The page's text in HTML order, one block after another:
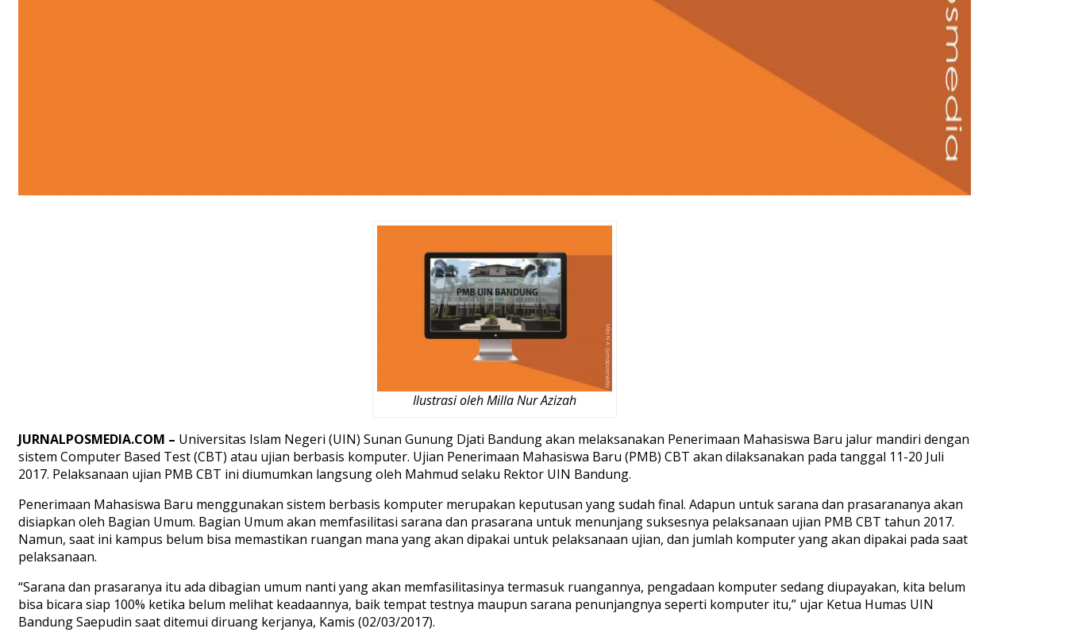
Ilustrasi oleh Milla Nur Azizah
JURNALPOSMEDIA.COM – Universitas Islam Negeri (UIN) Sunan Gunung Djati Bandung akan melaksanakan Penerimaan Mahasiswa Baru jalur mandiri dengan
sistem Computer Based Test (CBT) atau ujian berbasis komputer. Ujian Penerimaan Mahasiswa Baru (PMB) CBT akan dilaksanakan pada tanggal 11-20 Juli
2017. Pelaksanaan ujian PMB CBT ini diumumkan langsung oleh Mahmud selaku Rektor UIN Bandung.
Penerimaan Mahasiswa Baru menggunakan sistem berbasis komputer merupakan keputusan yang sudah final. Adapun untuk sarana dan prasarananya akan
disiapkan oleh Bagian Umum. Bagian Umum akan memfasilitasi sarana dan prasarana untuk menunjang suksesnya pelaksanaan ujian PMB CBT tahun 2017.
Namun, saat ini kampus belum bisa memastikan ruangan mana yang akan dipakai untuk pelaksanaan ujian, dan jumlah komputer yang akan dipakai pada saat
pelaksanaan.
“Sarana dan prasaranya itu ada dibagian umum nanti yang akan memfasilitasinya termasuk ruangannya, pengadaan komputer sedang diupayakan, kita belum
bisa bicara siap 100% ketika belum melihat keadaannya, baik tempat testnya maupun sarana penunjangnya seperti komputer itu,” ujar Ketua Humas UIN
Bandung Saepudin saat ditemui diruang kerjanya, Kamis (02/03/2017).